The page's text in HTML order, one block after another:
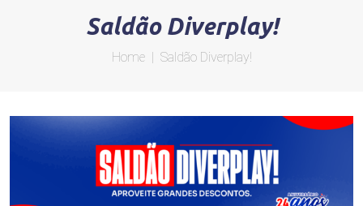
Saldão Diverplay!
Home| Saldão Diverplay!